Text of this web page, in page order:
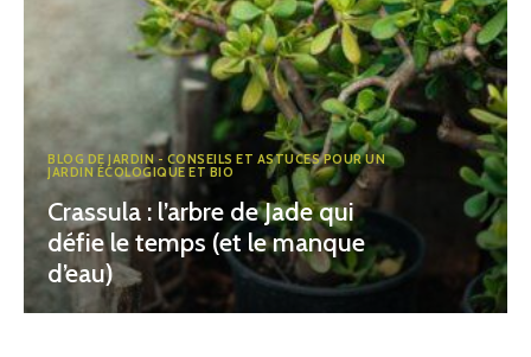
BLOG DE JARDIN - CONSEILS ET ASTUCES POUR UN
JARDIN ÉCOLOGIQUE ET BIO
Crassula : l’arbre de Jade qui
défie le temps (et le manque
d’eau)